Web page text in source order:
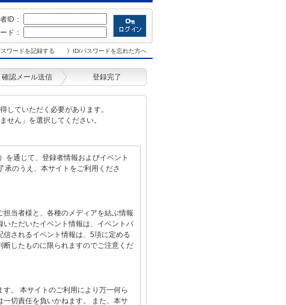
ID：
ド：
》ID/パスワードを忘れた方へ
ワードを記録する
確認メール送信 登録完了
していただく必要があります。
せん」を選択してください。